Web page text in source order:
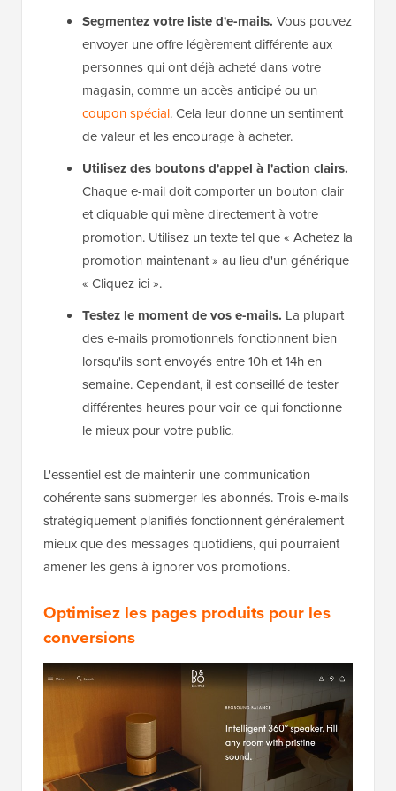
Segmentez votre liste d'e-mails. Vous pouvez
envoyer une offre légèrement différente aux
personnes qui ont déjà acheté dans votre
magasin, comme un accès anticipé ou un
coupon spécial. Cela leur donne un sentiment
de valeur et les encourage à acheter.
Utilisez des boutons d'appel à l'action clairs.
Chaque e-mail doit comporter un bouton clair
et cliquable qui mène directement à votre
promotion. Utilisez un texte tel que « Achetez la
promotion maintenant » au lieu d'un générique
« Cliquez ici ».
Testez le moment de vos e-mails. La plupart
des e-mails promotionnels fonctionnent bien
lorsqu'ils sont envoyés entre 10h et 14h en
semaine. Cependant, il est conseillé de tester
différentes heures pour voir ce qui fonctionne
le mieux pour votre public.
L'essentiel est de maintenir une communication
cohérente sans submerger les abonnés. Trois e-mails
stratégiquement planifiés fonctionnent généralement
mieux que des messages quotidiens, qui pourraient
amener les gens à ignorer vos promotions.
Optimisez les pages produits pour les
conversions